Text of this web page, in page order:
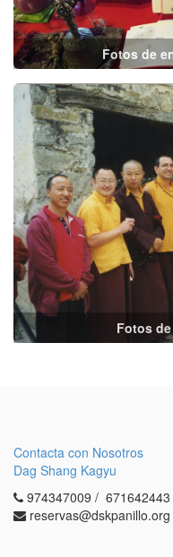
Fotos de
Fotos
Contacta con Nosotros
Dag Shang Kagyu
974347009 / 671642443
reservas@dskpanillo.org